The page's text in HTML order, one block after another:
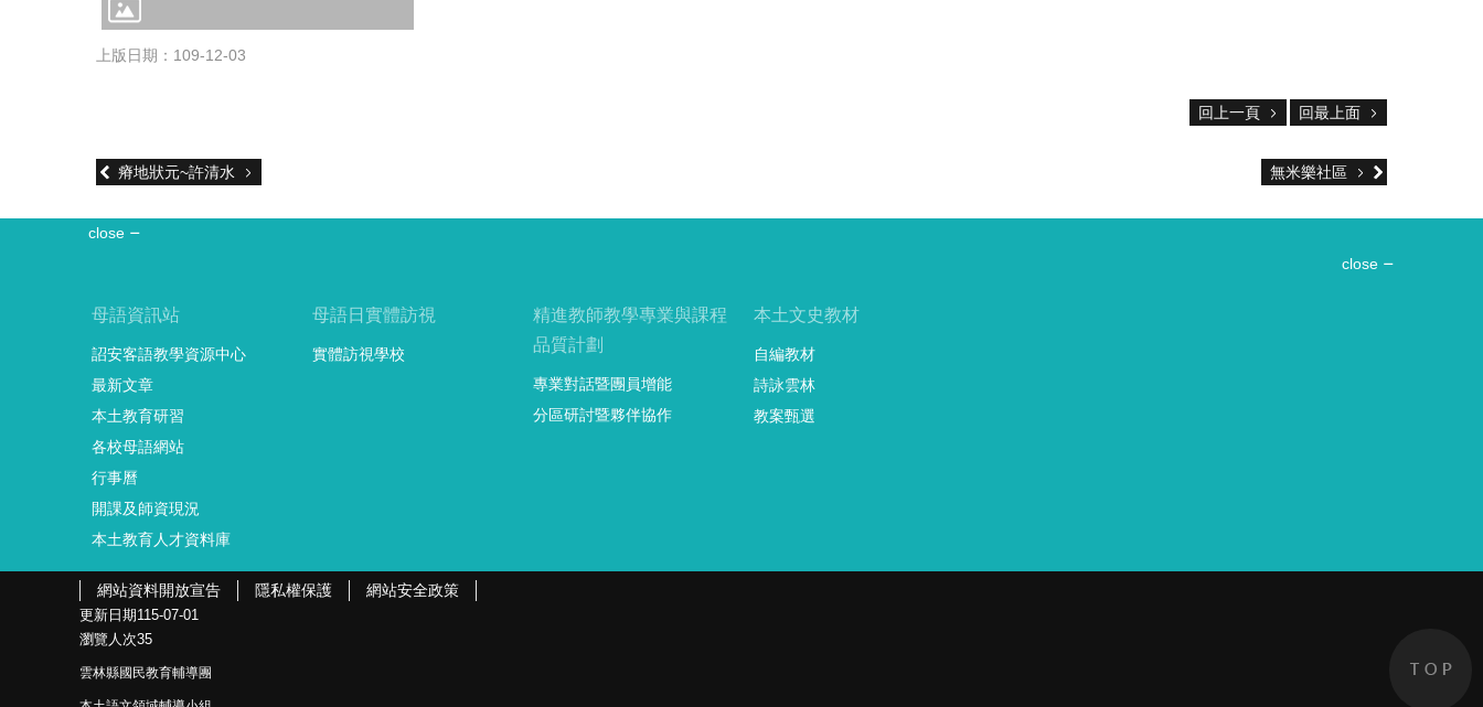
上版日期：109-12-03
回上一頁 回最上面
瘠地狀元~許清水 無米樂社區
close
close
母語資訊站
詔安客語教學資源中心
最新文章
本土教育研習
各校母語網站
行事曆
開課及師資現況
本土教育人才資料庫
母語日實體訪視
實體訪視學校
精進教師教學專業與課程
品質計劃
專業對話暨團員增能
分區研討暨夥伴協作
本土文史教材
自編教材
詩詠雲林
教案甄選
網站資料開放宣告 隱私權保護 網站安全政策
更新日期115-07-01
瀏覽人次35
雲林縣國民教育輔導團